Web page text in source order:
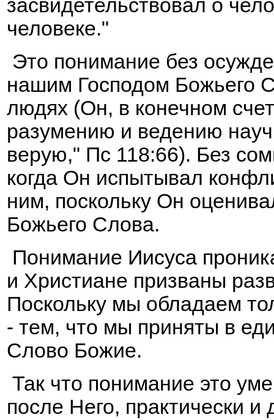
засвидетельствовал о
человеке."
Это понимание без
нашим Господом Божьего
людях (Он, в конечном
разумению и ведению
верую," Пс 118:66). Без
когда Он испытывал
ним, поскольку Он
Божьего Слова.
Понимание Иисуса
и Христиане призваны
Поскольку мы обладаем
- тем, что мы приняты в
Слово Божие.
Так что понимание это
после Него, практически и